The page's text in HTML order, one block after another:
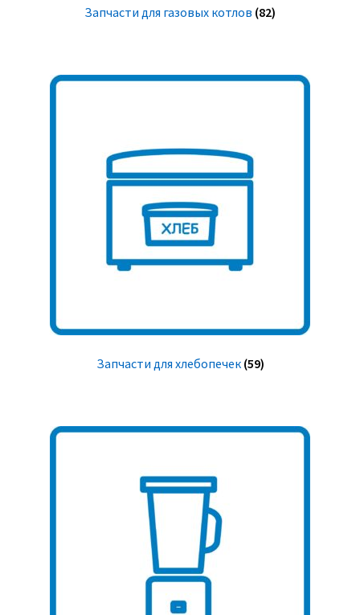
Запчасти для газовых котлов (82)
Запчасти для хлебопечек (59)